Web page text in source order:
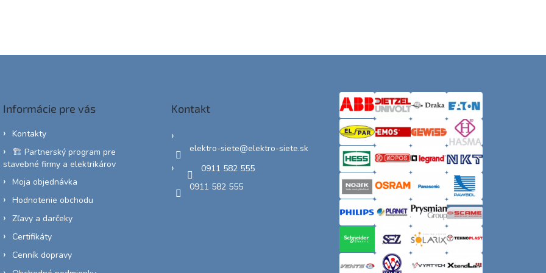
Informácie pre vás
Kontakty
🏗️ Partnerský program pre
stavebné firmy a elektrikárov
Moja objednávka
Hodnotenie obchodu
Zľavy a darčeky
Certifikáty
Cenník dopravy
Kontakt
elektro-siete@elektro-siete.sk
0911 582 555
0911 582 555